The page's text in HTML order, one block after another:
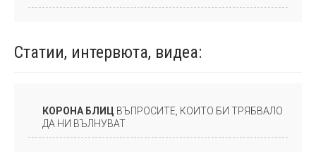
Статии, интервюта, видеа:
КОРОНА БЛИЦ ВЪПРОСИТЕ, КОИТО БИ ТРЯБВАЛО
ДА НИ ВЪЛНУВАТ